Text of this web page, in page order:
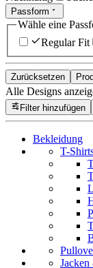
Passform
Wähle eine
Regular Fit
Zurücksetzen
Alle Designs
Filter hinzufügen
Bekleidung
T-
Jacken